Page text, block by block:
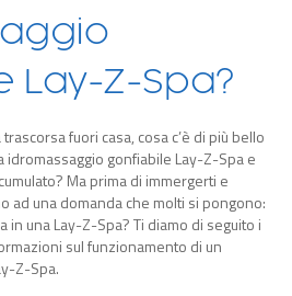
Lay-Z-Spa?
fuori casa, cosa c’è di più bello
idromassaggio gonfiabile Lay-Z-Spa e
Ma prima di immergerti e
ad una domanda che molti si pongono:
in una Lay-Z-Spa? Ti diamo di seguito i
sul funzionamento di un
Z-Spa.